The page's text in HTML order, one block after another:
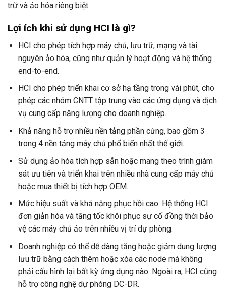
trữ và ảo hóa riêng biệt.
Lợi ích khi sử dụng HCI là gì?
HCI cho phép tích hợp máy chủ, lưu trữ, mạng và tài
nguyên ảo hóa, cũng như quản lý hoạt động và hệ thống
end-to-end.
HCI cho phép triển khai cơ sở hạ tầng trong vài phút, cho
phép các nhóm CNTT tập trung vào các ứng dụng và dịch
vụ cung cấp năng lượng cho doanh nghiệp.
Khả năng hỗ trợ nhiều nền tảng phần cứng, bao gồm 3
trong 4 nền tảng máy chủ phổ biến nhất thế giới.
Sử dụng ảo hóa tích hợp sẵn hoặc mang theo trình giám
sát ưu tiên và triển khai trên nhiều nhà cung cấp máy chủ
hoặc mua thiết bị tích hợp OEM.
Mức hiệu suất và khả năng phục hồi cao: Hệ thống HCI
đơn giản hóa và tăng tốc khôi phục sự cố đồng thời bảo
vệ các máy chủ ảo trên nhiều vị trí dự phòng.
Doanh nghiệp có thể dễ dàng tăng hoặc giảm dung lượng
lưu trữ bằng cách thêm hoặc xóa các node mà không
phải cấu hình lại bất kỳ ứng dụng nào. Ngoài ra, HCI cũng
hỗ trợ công nghệ dự phòng DC-DR.